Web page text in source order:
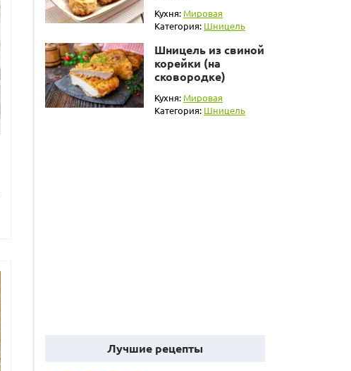
Кухня: Мировая
Категория: Шницель
Шницель из свиной
корейки (на
сковородке)
Кухня: Мировая
Категория: Шницель
Лучшие рецепты